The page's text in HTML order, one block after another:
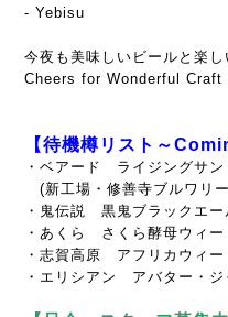
- Yebisu
今夜も美味しいビールと楽し
Cheers for Wonderful Craft
【待機樽リスト～
・ベアード ライジングサン
(新工場・修善寺ブルワリ
・鬼伝説 黒鬼ブラックエー
・あくら さくら酵母ウィー
・志賀高原 アフリカウィー
・エリシアン アバター・ジ